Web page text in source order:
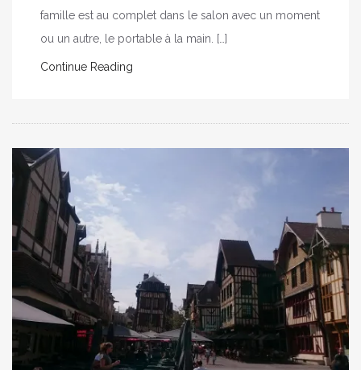
famille est au complet dans le salon avec un moment
ou un autre, le portable à la main. […]
Continue Reading